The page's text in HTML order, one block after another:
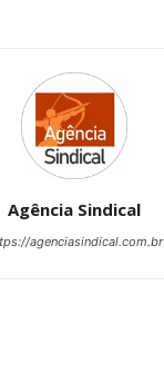
Agência Sindical
agenciasindical.com.br